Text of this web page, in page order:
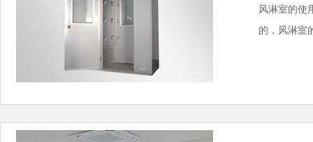
风淋室的使
的，风淋室